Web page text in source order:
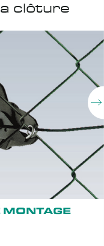
clôture
MONTAGE